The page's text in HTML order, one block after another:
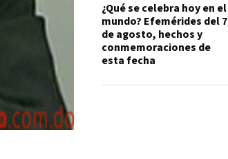
¿Qué se celebra hoy en el
mundo? Efemérides del 7
de agosto, hechos y
conmemoraciones de
esta fecha